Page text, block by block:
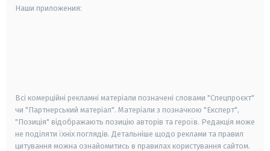
Наши приложения:
Всі комерційні рекламні матеріали позначені словами "Спецпроєкт"
чи "Партнерський матеріал". Матеріали з позначкою "Експерт",
"Позиція" відображають позицію авторів та героїв. Редакція може
не поділяти їхніх поглядів. Детальніше щодо реклами та правил
цитування можна ознайомитись в правилах користування сайтом.